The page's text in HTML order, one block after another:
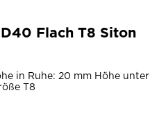
Flach T8 Siton
in Ruhe: 20 mm Höhe unter
T8